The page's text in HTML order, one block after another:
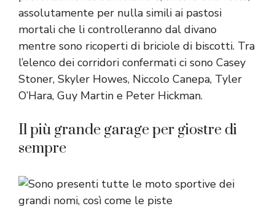
assolutamente per nulla simili ai pastosi
mortali che li controlleranno dal divano
mentre sono ricoperti di briciole di biscotti. Tra
l’elenco dei corridori confermati ci sono Casey
Stoner, Skyler Howes, Niccolo Canepa, Tyler
O’Hara, Guy Martin e Peter Hickman.
Il più grande garage per giostre di
sempre